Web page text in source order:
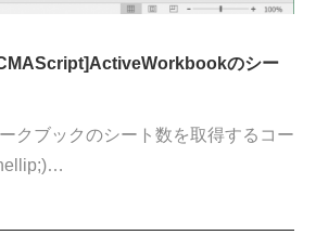
のシー
クブックのシート数を取得するコー